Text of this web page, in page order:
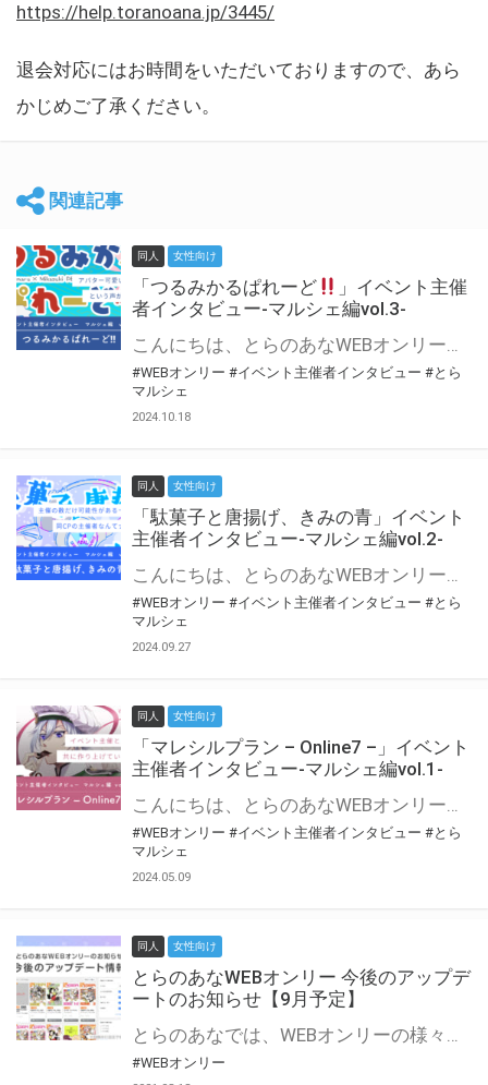
https://help.toranoana.jp/3445/
退会対応にはお時間をいただいておりますので、あら
かじめご了承ください。
関連記事
同人 女性向け
「つるみかるぱれーど
」イベント主催
者インタビュー-マルシェ編vol.3-
こんにちは、とらのあなWEBオンリー運営スタッフです。 新たにお届けする、イベント主催者インタビュー-マルシェ編-は、 とらのあなWEBオンリー「マルシェ」をご利用した主催様に 「マルシェ」を使って開催した感想や心がけをお聞きする企画です。 今回は、WEBオンリー初開催「つるみかるぱれーど
#WEBオンリー #イベント主催者インタビュー #とら
マルシェ
2024.10.18
同人 女性向け
「駄菓子と唐揚げ、きみの青」イベント
主催者インタビュー-マルシェ編vol.2-
こんにちは、とらのあなWEBオンリー運営スタッフです。 新たにお届けする、イベント主催者インタビュー-マルシェ編-は、 とらのあなWEBオンリー「マルシェ」をご利用の主催様に 「マルシェ」を使ってイベントを開催した感想や心がけをお聞きする企画です。 今回は、WEBオンリー初開催「駄菓子と唐揚げ、きみの青」より、 主催のぎこ六屋様にお話を伺いました。 協力：ぎこ六屋様／イベント公式Twitter（@krkgwks） とらのあなWEBオンリー「マルシェ」とは？ WEBオンリーでリアルタイムでコミュニケーションがとれるオンライン会場です。
#WEBオンリー #イベント主催者インタビュー #とら
マルシェ
2024.09.27
同人 女性向け
「マレシルプラン – Online7 –」イベント
主催者インタビュー-マルシェ編vol.1-
こんにちは、とらのあなWEBオンリー運営スタッフです。 新たにお届けする、イベント主催者インタビュー-マルシェ編-は、 とらのあなWEBオンリー「マルシェ」をご利用した主催様に 「マルシェ」を使って開催した感想や心がけをお聞きする企画です。 今回は、WEBオンリー開催7回目迎えた「マレシルプラン – Online7 –」より、 主催の玉川うた様にお話を伺いました。 ▼マレシルプランのインタビュー前回記事 「イベント主催者インタビュー vol.6」はこちら 協力：玉川うた様（マレシルプラン実行委員会 代表）／イベント公式Twitter（@mallesil_plan） とらのあなWEBオンリー「マルシェ」とは？ WEBオンリーでリアルタイムでコミュニケーションがとれるオンライン会場です。
#WEBオンリー #イベント主催者インタビュー #とら
マルシェ
2024.05.09
同人 女性向け
とらのあなWEBオンリー 今後のアップデ
ートのお知らせ【9月予定】
とらのあなでは、WEBオンリーの様々な支援を実施しています。 今回は2021年9月に実装を予定しているアップデート情報についてご紹介いたします。 とらのあなWEBオンリーサイトはこちら
#WEBオンリー